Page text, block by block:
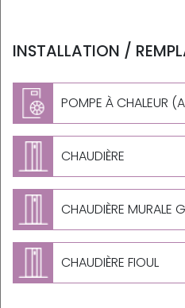
INSTALLATION /
POMPE À CHALEUR
CHAUDIÈRE
CHAUDIÈRE MURALE
CHAUDIÈRE FIOUL